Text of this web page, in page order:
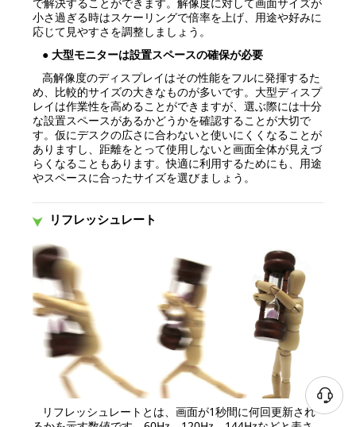
小さ過ぎる時はスケーリングで倍率を上げ、用途や好みに
応じて見やすさを調整しましょう。
● 大型モニターは設置スペースの確保が必要
高解像度のディスプレイはその性能をフルに発揮するた
め、比較的サイズの大きなものが多いです。大型ディスプ
レイは作業性を高めることができますが、選ぶ際には十分
な設置スペースがあるかどうかを確認することが大切で
す。仮にデスクの広さに合わないと使いにくくなることが
ありますし、距離をとって使用しないと画面全体が見えづ
らくなることもあります。快適に利用するためにも、用途
やスペースに合ったサイズを選びましょう。
リフレッシュレート
リフレッシュレートとは、画面が1秒間に何回更新され